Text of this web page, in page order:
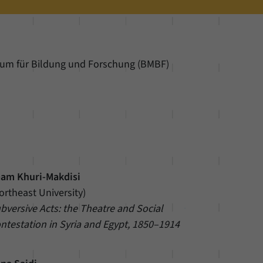
für Bildung und Forschung (BMBF)
Khuri-Makdisi
University)
Acts: the Theatre and Social
in Syria and Egypt, 1850–1914